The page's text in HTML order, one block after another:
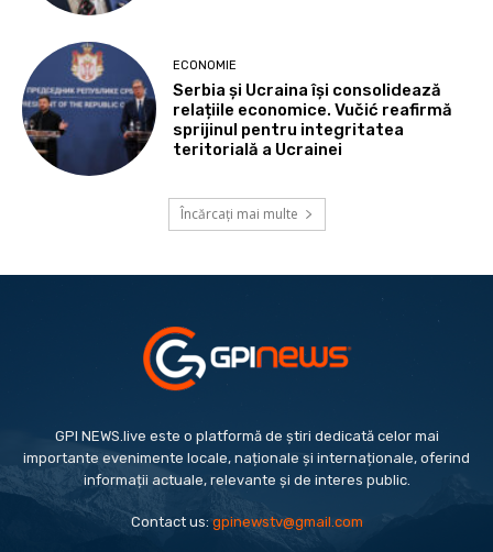
ECONOMIE
Serbia și Ucraina își consolidează
relațiile economice. Vučić reafirmă
sprijinul pentru integritatea
teritorială a Ucrainei
Încărcați mai multe
GPI NEWS.live este o platformă de știri dedicată celor mai
importante evenimente locale, naționale și internaționale, oferind
informații actuale, relevante și de interes public.
Contact us:gpinewstv@gmail.com